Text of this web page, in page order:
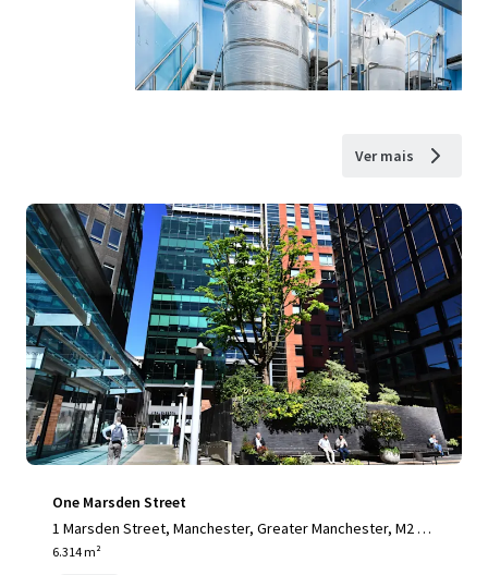
Ver mais
One Marsden Street
1 Marsden Street, Manchester, Greater Manchester, M2 1H
W, UK
6.314 m²